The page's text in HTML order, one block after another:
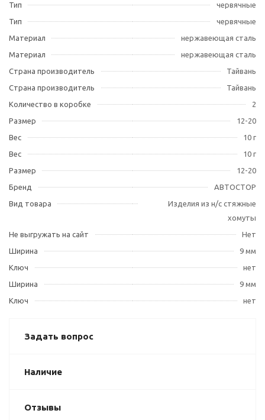
Тип
червячные
Тип
червячные
Материал
нержавеющая сталь
Материал
нержавеющая сталь
Страна производитель
Тайвань
Страна производитель
Тайвань
Количество в коробке
2
Размер
12-20
Вес
10 г
Вес
10 г
Размер
12-20
Бренд
АВТОСТОР
Вид товара
Изделия из н/с стяжные
хомуты
Не выгружать на сайт
Нет
Ширина
9 мм
Ключ
нет
Ширина
9 мм
Ключ
нет
Задать вопрос
Наличие
Отзывы